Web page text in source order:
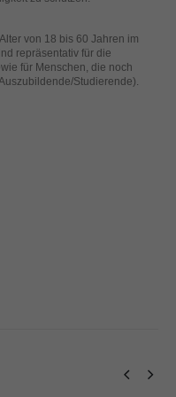
von 18 bis 60 Jahren im
repräsentativ für die
für Menschen, die noch
Studierende).
werden (z. B. IP-
und Inhalte oder
Informationen über die
unserer